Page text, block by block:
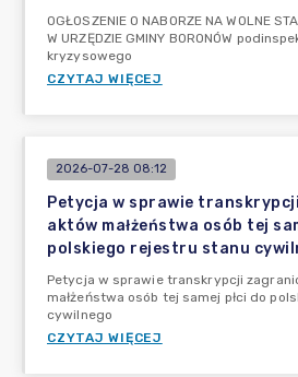
OGŁOSZENIE O NABORZE NA WOLNE
W URZĘDZIE GMINY BORONÓW
kryzysowego
CZYTAJ WIĘCEJ
2026-07-28 08:12
Petycja w sprawie
aktów małżeństwa osób tej
polskiego rejestru stanu
Petycja w sprawie transkrypcji
małżeństwa osób tej samej płci do
cywilnego
CZYTAJ WIĘCEJ